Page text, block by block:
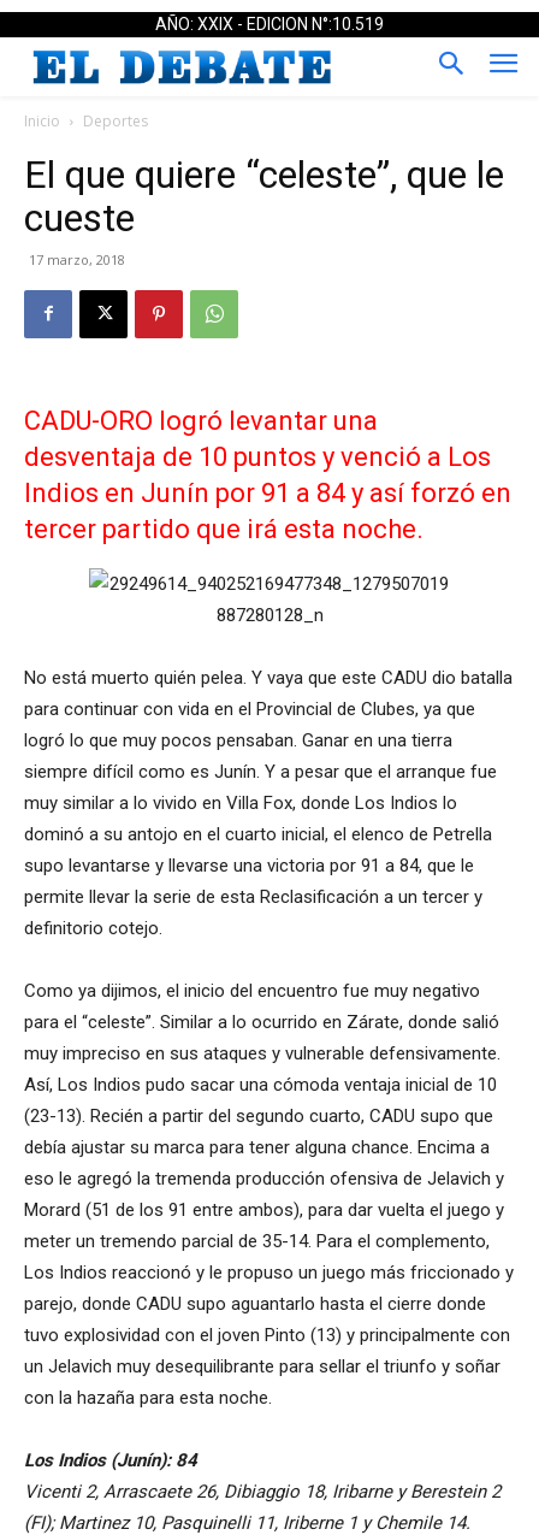
AÑO: XXIX - EDICION N°:10.519
Inicio Deportes
El que quiere “celeste”, que le
cueste
17 marzo, 2018
CADU-ORO logró levantar una
desventaja de 10 puntos y venció a Los
Indios en Junín por 91 a 84 y así forzó en
tercer partido que irá esta noche.
No está muerto quién pelea. Y vaya que este CADU dio batalla
para continuar con vida en el Provincial de Clubes, ya que
logró lo que muy pocos pensaban. Ganar en una tierra
siempre difícil como es Junín. Y a pesar que el arranque fue
muy similar a lo vivido en Villa Fox, donde Los Indios lo
dominó a su antojo en el cuarto inicial, el elenco de Petrella
supo levantarse y llevarse una victoria por 91 a 84, que le
permite llevar la serie de esta Reclasificación a un tercer y
definitorio cotejo.
Como ya dijimos, el inicio del encuentro fue muy negativo
para el “celeste”. Similar a lo ocurrido en Zárate, donde salió
muy impreciso en sus ataques y vulnerable defensivamente.
Así, Los Indios pudo sacar una cómoda ventaja inicial de 10
(23-13). Recién a partir del segundo cuarto, CADU supo que
debía ajustar su marca para tener alguna chance. Encima a
eso le agregó la tremenda producción ofensiva de Jelavich y
Morard (51 de los 91 entre ambos), para dar vuelta el juego y
meter un tremendo parcial de 35-14. Para el complemento,
Los Indios reaccionó y le propuso un juego más friccionado y
parejo, donde CADU supo aguantarlo hasta el cierre donde
tuvo explosividad con el joven Pinto (13) y principalmente con
un Jelavich muy desequilibrante para sellar el triunfo y soñar
con la hazaña para esta noche.
Los Indios (Junín): 84
Vicenti 2, Arrascaete 26, Dibiaggio 18, Iribarne y Berestein 2
(FI); Martinez 10, Pasquinelli 11, Iriberne 1 y Chemile 14.